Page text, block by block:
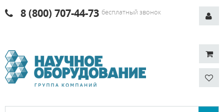
8 (800) 707-44-73 бесплатный звонок